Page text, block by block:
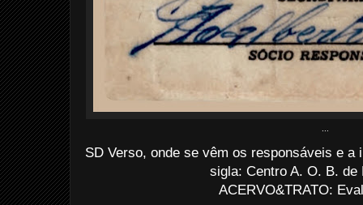
...
SD Verso, onde se vêm os responsáveis e
sigla: Centro A. O. B. de
ACERVO&TRATO: